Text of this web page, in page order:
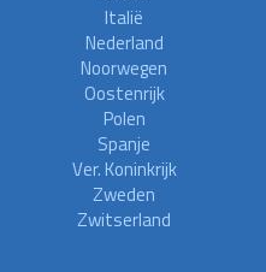
Italië
Nederland
Noorwegen
Oostenrijk
Polen
Spanje
Ver. Koninkrijk
Zweden
Zwitserland